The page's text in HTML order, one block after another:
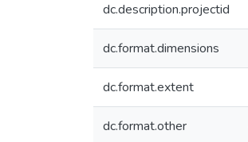
dc.description.projectid
dc.format.dimensions
dc.format.extent
dc.format.other